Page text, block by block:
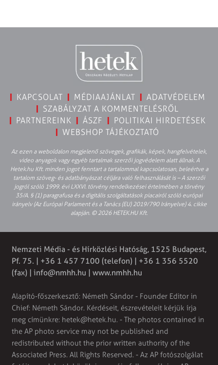
KAPCSOLAT MÉDIAAJÁNLAT
ADATVÉDELEM
SZABÁLYZAT A KOMMENTELÉSRŐL
PARTNEREINK
ÁSZF
POLITIKAI HIRDETÉSEK
WEBSHOP TÁJÉKOZTATÓ
Az ezen a weboldalon megjelenő szövegek, grafikák, képek, hangfelvételek,
video anyagok vagy egyéb tartalmak szerzői jogvédelem alatt állnak. A
Hetek.hu Kft. minden jogot fenntart a tartalommal kapcsolatosan, beleértve a
tartalom szöveg- és adatbányászat céljára való felhasználását is – A szerzői
jogról szóló 1999. évi LXXVI. törvény rendelkezései értelmében a törvény
35/A. § (1) paragrafusa és a digitális szolgáltatások piacairól szóló európai
irányelv (Az Európai Parlament és a Tanács (EU) 2019/790 Irányelve) 4. cikke
alapján. © 2026 HETEK.HU Kft.
Nemzeti Média - és Hírközlési Hatóság, 1525 Budapest,
Pf. 75. | +36 1 457 7100 (telefon) | +36 1 356 5520
(fax) | info@nmhh.hu | www.nmhh.hu
Alapító-főszerkesztő: Németh Sándor - Founder Editor in
Chief: Németh Sándor. Kérdéseit, észrevételeit kérjük írja
meg címünkre: hetek@hetek.hu. - The photos contained in
the AP photo service may not be published and
redistributed without the prior written authority of the
Associated Press. All Rights Reserved. - Az AP fotószolgálat